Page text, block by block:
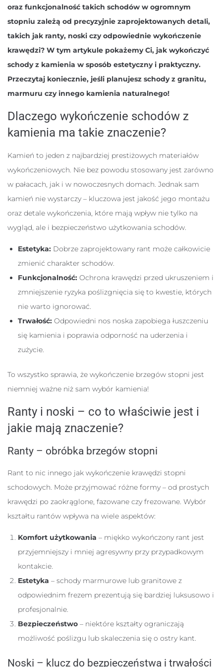
oraz funkcjonalność takich schodów w ogromnym
stopniu zależą od precyzyjnie zaprojektowanych detali,
takich jak ranty, noski czy odpowiednie wykończenie
krawędzi? W tym artykule pokażemy Ci, jak wykończyć
schody z kamienia w sposób estetyczny i praktyczny.
Przeczytaj koniecznie, jeśli planujesz schody z granitu,
marmuru czy innego kamienia naturalnego!
Dlaczego wykończenie schodów z
kamienia ma takie znaczenie?
Kamień to jeden z najbardziej prestiżowych materiałów
wykończeniowych. Nie bez powodu stosowany jest zarówno
w pałacach, jak i w nowoczesnych domach. Jednak sam
kamień nie wystarczy – kluczowa jest jakość jego montażu
oraz detale wykończenia, które mają wpływ nie tylko na
wygląd, ale i bezpieczeństwo użytkowania schodów.
Estetyka: Dobrze zaprojektowany rant może całkowicie
zmienić charakter schodów.
Funkcjonalność: Ochrona krawędzi przed ukruszeniem i
zmniejszenie ryzyka poślizgnięcia się to kwestie, których
nie warto ignorować.
Trwałość: Odpowiedni nos noska zapobiega łuszczeniu
się kamienia i poprawia odporność na uderzenia i
zużycie.
To wszystko sprawia, że wykończenie brzegów stopni jest
niemniej ważne niż sam wybór kamienia!
Ranty i noski – co to właściwie jest i
jakie mają znaczenie?
Ranty – obróbka brzegów stopni
Rant to nic innego jak wykończenie krawędzi stopni
schodowych. Może przyjmować różne formy – od prostych
krawędzi po zaokrąglone, fazowane czy frezowane. Wybór
kształtu rantów wpływa na wiele aspektów:
Komfort użytkowania – miękko wykończony rant jest
przyjemniejszy i mniej agresywny przy przypadkowym
kontakcie.
Estetyka – schody marmurowe lub granitowe z
odpowiednim frezem prezentują się bardziej luksusowo i
profesjonalnie.
Bezpieczeństwo – niektóre kształty ograniczają
możliwość poślizgu lub skaleczenia się o ostry kant.
Noski – klucz do bezpieczeństwa i trwałości